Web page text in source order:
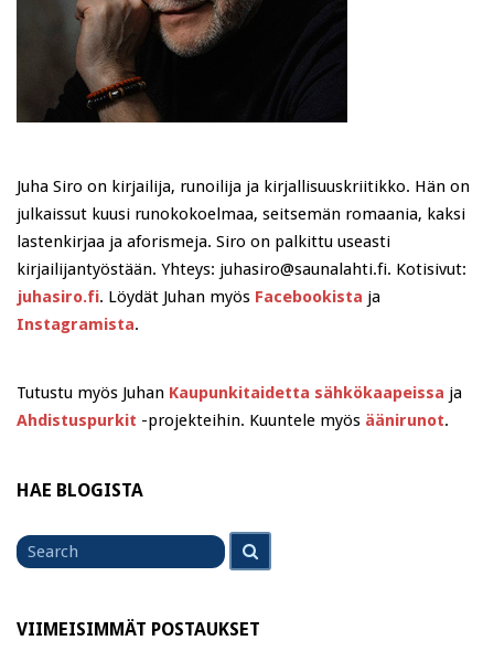
Juha Siro on kirjailija, runoilija ja kirjallisuuskriitikko. Hän on
julkaissut kuusi runokokoelmaa, seitsemän romaania, kaksi
lastenkirjaa ja aforismeja. Siro on palkittu useasti
kirjailijantyöstään. Yhteys: juhasiro@saunalahti.fi. Kotisivut:
juhasiro.fi. Löydät Juhan myös Facebookista ja
Instagramista.
Tutustu myös Juhan Kaupunkitaidetta sähkökaapeissa ja
Ahdistuspurkit -projekteihin. Kuuntele myös äänirunot.
HAE BLOGISTA
Search
for
VIIMEISIMMÄT POSTAUKSET